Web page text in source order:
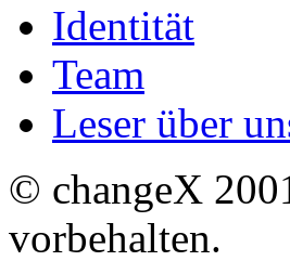
Identität
Team
Leser über
© changeX
vorbehalten.